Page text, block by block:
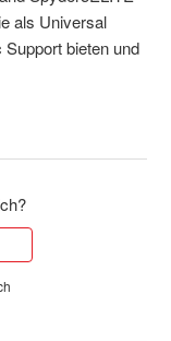
als Universal
bieten und